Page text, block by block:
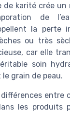
de karité crée un
de
la perte
ou très
car elle
soin
grain de peau.
entre
les produits